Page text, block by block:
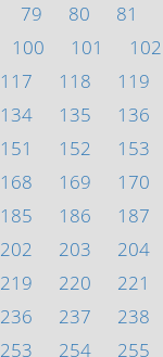
79 80 81
100 101 102
117 118 119
134 135 136
151 152 153
168 169 170
185 186 187
202 203 204
219 220 221
236 237 238
253 254 255